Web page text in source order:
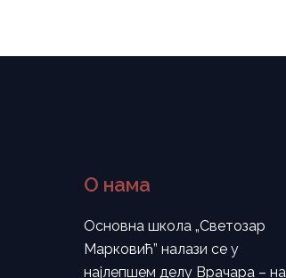
О нама
Основна школа „Светозар
Марковић” налази се у
најлепшем делу Врачара – на